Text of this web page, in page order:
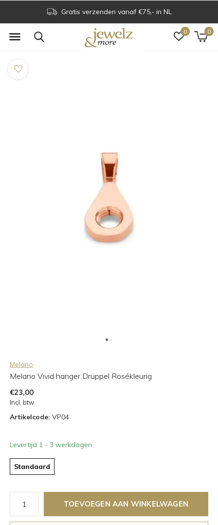
0 0
Gratis verzenden vanaf €75,- in NL
Melano
Melano Vivid hanger Druppel Rosékleurig
€23,00
Incl. btw
Artikelcode: VP04
Levertijd 1 - 3 werkdagen
Standaard
TOEVOEGEN AAN WINKELWAGEN